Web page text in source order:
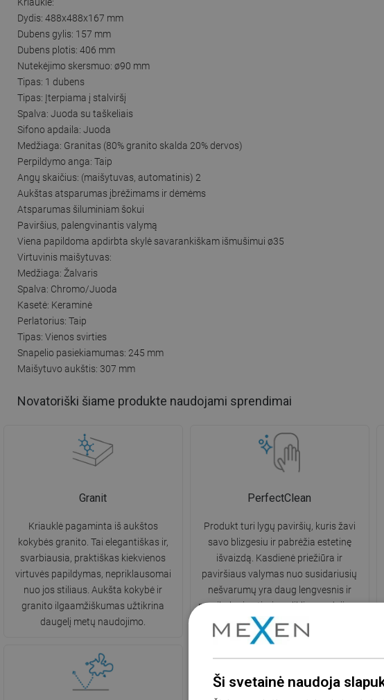
Dydis: 488x488x167 mm
Dubens gylis: 157 mm
Dubens plotis: 406 mm
Nutekėjimo skersmuo: ø90 mm
Tipas: 1 dubens
Tipas: Įterpiama į stalviršį
Spalva: Juoda su taškeliais
Sifono apdaila: Juoda
Medžiaga: Granitas (80% granito skalda 20% dervos)
Perpildymo anga: Taip
Angų skaičius: (maišytuvas, automatinis) 2
Aukštas atsparumas įbrėžimams ir dėmėms
Atsparumas šiluminiam šokui
Paviršius, palengvinantis valymą
Viena papildoma apdirbta skylė savarankiškam išmušimui ø35
Virtuvinis maišytuvas:
Medžiaga: Žalvaris
Spalva: Chromo/Juoda
Kasetė: Keraminė
Perlatorius: Taip
Tipas: Vienos svirties
Snapelio pasiekiamumas: 245 mm
Maišytuvo aukštis: 307 mm
Novatoriški šiame produkte naudojami sprendimai
Granit
Kriauklė pagaminta iš aukštos
kokybės granito. Tai elegantiškas ir,
svarbiausia, praktiškas kiekvienos
virtuvės papildymas, nepriklausomai
nuo jos stiliaus. Aukšta kokybė ir
granito ilgaamžiškumas užtikrina
daugelį metų naudojimo.
PerfectClean
Produkt turi lygų paviršių, kuris žavi
savo blizgesiu ir pabrėžia estetinę
išvaizdą. Kasdienė priežiūra ir
paviršiaus valymas nuo susidariusių
nešvarumų yra daug lengvesnis ir
nereikalauja stiprių valiklių naudojimo.
Ši svetainė naudoja